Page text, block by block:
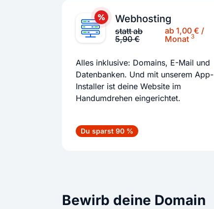
Webhosting
statt ab
5,90 €
ab 1,00 € /
Monat3
Alles inklusive: Domains, E-Mail und
Datenbanken. Und mit unserem App-
Installer ist deine Website im
Handumdrehen eingerichtet.
Du sparst 90 %
Bewirb deine Domain